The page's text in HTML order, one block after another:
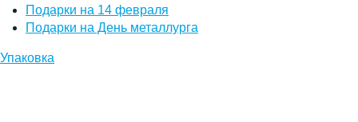
Подарки на 14 февраля
Подарки на День металлурга
Упаковка